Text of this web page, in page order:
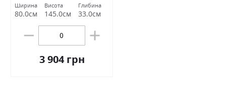
Ширина
80.0см
Висота
145.0см
Глибина
33.0см
3 904 грн